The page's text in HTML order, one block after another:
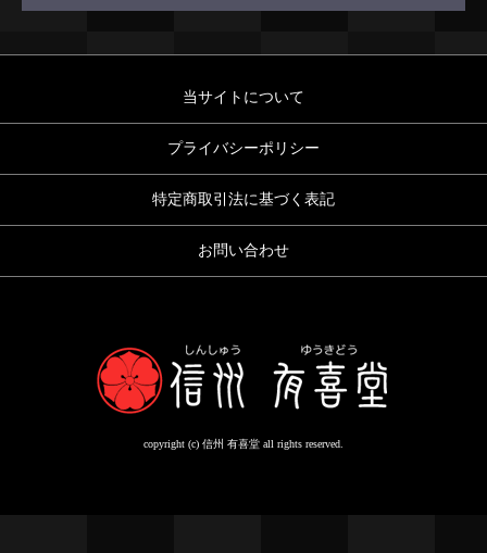
当サイトについて
プライバシーポリシー
特定商取引法に基づく表記
お問い合わせ
copyright (c) 信州 有喜堂 all rights reserved.